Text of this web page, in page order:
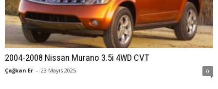
2004-2008 Nissan Murano 3.5i 4WD CVT
Çağkan Er - 23 Mayıs 2025 0